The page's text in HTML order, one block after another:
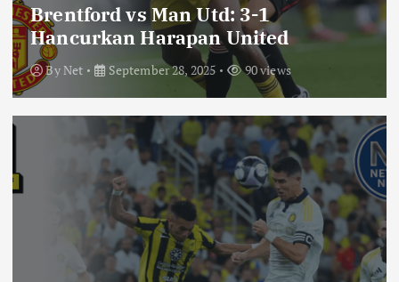
Brentford vs Man Utd: 3-1
Hancurkan Harapan United
ByNet September 28, 2025 90 views